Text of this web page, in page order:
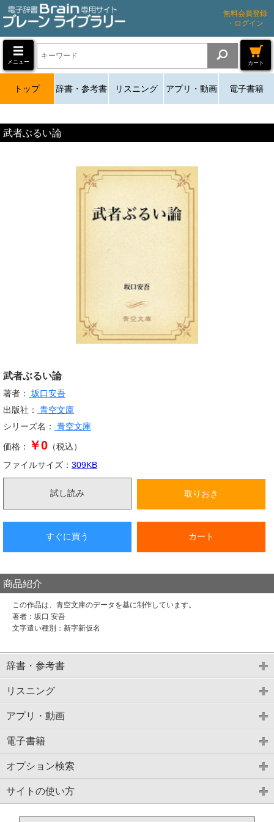
無料会員登録
・ログイン
メニュー カート
トップ 辞書・参考書 リスニング アプリ・動画 電子書籍
武者ぶるい論
武者ぶるい論
著者：
坂口安吾
出版社：
青空文庫
シリーズ名：
青空文庫
価格： ￥0 （税込）
ファイルサイズ： 309KB
試し読み 取りおき
すぐに買う カート
商品紹介
この作品は、青空文庫のデータを基に制作しています。
著者：坂口 安吾
文字遣い種別：新字新仮名
辞書・参考書
リスニング
アプリ・動画
電子書籍
オプション検索
サイトの使い方